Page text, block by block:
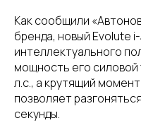
Как сообщили
бренда, новый Evolute
интеллектуального
мощность его силовой
л.с., а крутящий
позволяет
секунды.